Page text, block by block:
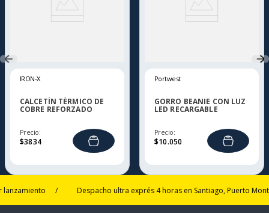
IRON-X
CALCETÍN TÉRMICO DE
COBRE REFORZADO
Precio:
$3834
Portwest
GORRO BEANIE CON LUZ
LED RECARGABLE
Precio:
$10.050
/ Despacho ultra exprés 4 horas en Santiago, Puerto Montt y